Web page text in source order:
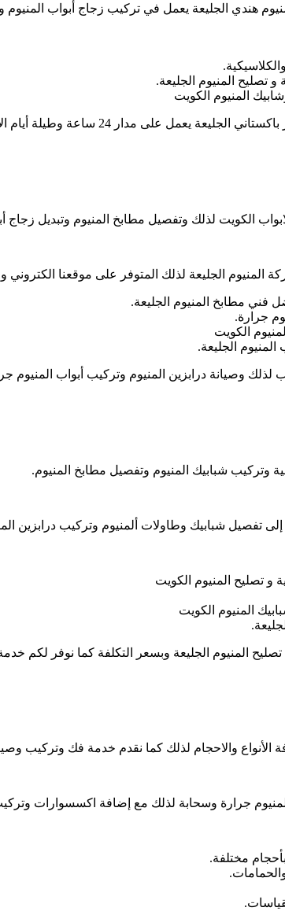
هندي الجليعة يعمل في تركيب زجاج أبواب المنيوم
تصليح المنيوم الجليعة.
المنيوم الكويت
ونوفر لكم أحدث الموديلات العصرية وبأسعار رخيصة جداً.
الكويت لذلك وتفصيل مطابخ المنيوم وتبديل زجاج
المنيوم الجليعة لذلك المتوفر على موقعنا
فني مطابخ المنيوم الجليعة.
جرارة.
الكويت
الجليعة.
وصيانة درابزين المنيوم وتركيب أبواب المنيوم
وتركيب شبابيك المنيوم وتفصيل مطابخ المنيوم.
تفصيل شبابيك وطاولات ألمنيوم وتركيب درابزين
و تصليح المنيوم الكويت
المنيوم الكويت
الجليعة وبسعر التكلفة كما نوفر لكم خدمة
والاحجام لذلك كما نقدم خدمة فك وتركيب
جرارة وسحابة لذلك مع إضافة اكسسوارات
مختلفة.